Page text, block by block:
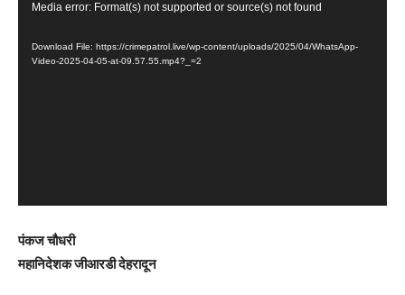
r
Media error: Format(s) not supported or source(s) not found
Download File: https://crimepatrol.live/wp-content/uploads/2025/04/WhatsApp-
Video-2025-04-05-at-09.57.55.mp4?_=2
पंकज चौधरी
महानिदेशक जीआरडी देहरादून